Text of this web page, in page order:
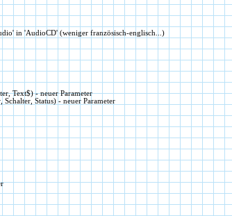
in 'AudioCD' (weniger französisch-englisch...)
Text$) - neuer Parameter
Status) - neuer Parameter